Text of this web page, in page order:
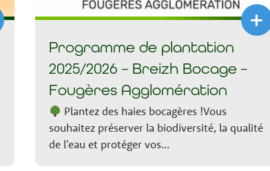
+
Programme de plantation
2025/2026 – Breizh Bocage –
Fougères Agglomération
Plantez des haies bocagères !Vous
souhaitez préserver la biodiversité, la qualité
de l'eau et protéger vos...